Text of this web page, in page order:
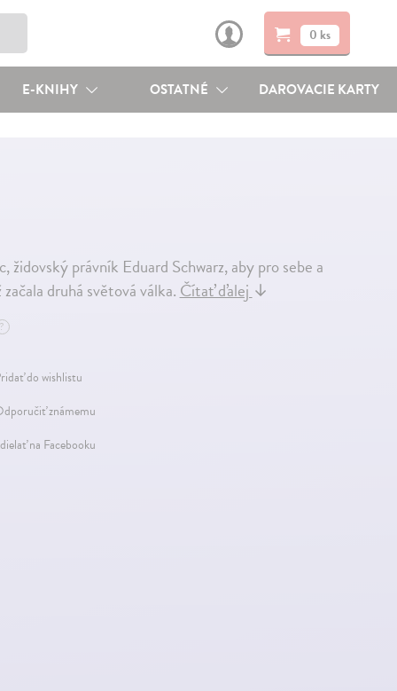
0 ks
E-KNIHY OSTATNÉ DAROVACIE KARTY
právník Eduard Schwarz, aby pro sebe a
druhá světová válka.Čítať ďalej↓
?
do wishlistu
známemu
na Facebooku